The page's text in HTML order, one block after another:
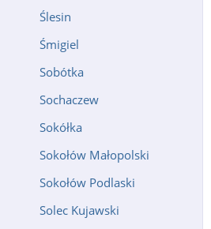
Ślesin
Śmigiel
Sobótka
Sochaczew
Sokółka
Sokołów Małopolski
Sokołów Podlaski
Solec Kujawski